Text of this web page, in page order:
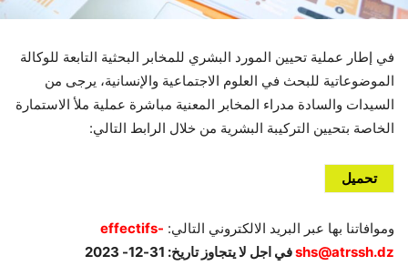
في إطار عملية تحيين المورد البشري للمخابر البحثية التابعة للوكالة
الموضوعاتية للبحث في العلوم الاجتماعية والإنسانية، يرجى من
السيدات والسادة مدراء المخابر المعنية مباشرة عملية ملأ الاستمارة
الخاصة بتحيين التركيبة البشرية من خلال الرابط التالي:
تحميل
وموافاتنا بها عبر البريد الالكتروني التالي: effectifs-
shs@atrssh.dzفي اجل لا يتجاوز تاريخ: 31-12- 2023